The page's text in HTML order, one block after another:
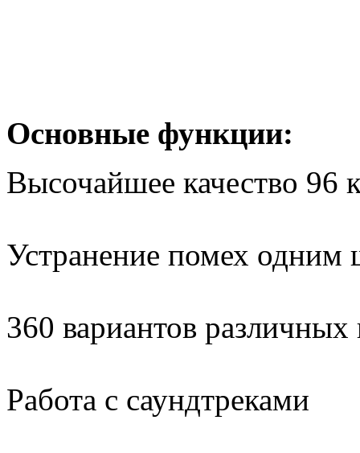
Основные функции:
Высочайшее качество 96
Устранение помех
360 вариантов различных
Работа с саундтреками